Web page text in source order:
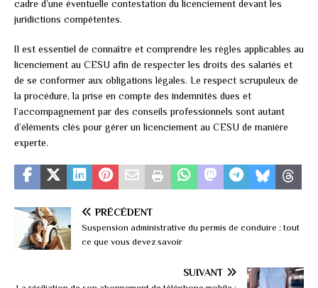
cadre d’une éventuelle contestation du licenciement devant les
juridictions compétentes.
Il est essentiel de connaître et comprendre les règles applicables au
licenciement au CESU afin de respecter les droits des salariés et
de se conformer aux obligations légales. Le respect scrupuleux de
la procédure, la prise en compte des indemnités dues et
l’accompagnement par des conseils professionnels sont autant
d’éléments clés pour gérer un licenciement au CESU de manière
experte.
PRÉCÉDENT
Suspension administrative du permis de conduire : tout
ce que vous devez savoir
SUIVANT